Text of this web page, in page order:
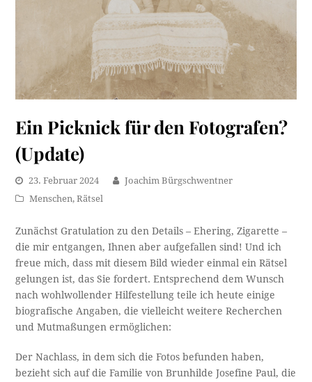
Ein Picknick für den Fotografen?
(Update)
23. Februar 2024
Joachim Bürgschwentner
Menschen,Rätsel
Zunächst Gratulation zu den Details – Ehering, Zigarette –
die mir entgangen, Ihnen aber aufgefallen sind! Und ich
freue mich, dass mit diesem Bild wieder einmal ein Rätsel
gelungen ist, das Sie fordert. Entsprechend dem Wunsch
nach wohlwollender Hilfestellung teile ich heute einige
biografische Angaben, die vielleicht weitere Recherchen
und Mutmaßungen ermöglichen:
Der Nachlass, in dem sich die Fotos befunden haben,
bezieht sich auf die Familie von Brunhilde Josefine Paul, die